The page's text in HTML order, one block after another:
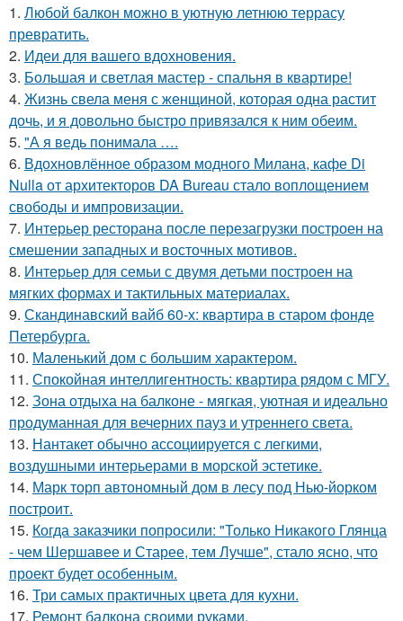
1. Любой балкон можно в уютную летнюю террасу
превратить.
2. Идеи для вашего вдохновения.
3. Большая и светлая мастер - спальня в квартире!
4. Жизнь свела меня с женщиной, которая одна растит
дочь, и я довольно быстро привязался к ним обеим.
5. "А я ведь понимала ….
6. Вдохновлённое образом модного Милана, кафе Di
Nulla от архитекторов DA Bureau стало воплощением
свободы и импровизации.
7. Интерьер ресторана после перезагрузки построен на
смешении западных и восточных мотивов.
8. Интерьер для семьи с двумя детьми построен на
мягких формах и тактильных материалах.
9. Скандинавский вайб 60-х: квартира в старом фонде
Петербурга.
10. Маленький дом с большим характером.
11. Спокойная интеллигентность: квартира рядом с МГУ.
12. Зона отдыха на балконе - мягкая, уютная и идеально
продуманная для вечерних пауз и утреннего света.
13. Нантакет обычно ассоциируется с легкими,
воздушными интерьерами в морской эстетике.
14. Марк торп автономный дом в лесу под Нью-йорком
построит.
15. Когда заказчики попросили: "Только Никакого Глянца
- чем Шершавее и Старее, тем Лучше", стало ясно, что
проект будет особенным.
16. Три самых практичных цвета для кухни.
17. Ремонт балкона своими руками.